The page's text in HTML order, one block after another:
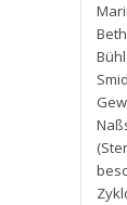
Beth